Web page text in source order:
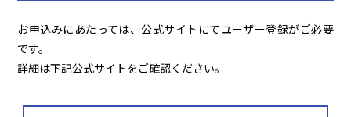
お申込みにあたっては、公式サイトにてユーザー登録がご必要
です。
詳細は下記公式サイトをご確認ください。